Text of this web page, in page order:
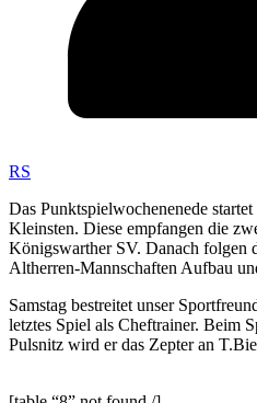
RS
Das Punktspielwochenenede
Kleinsten. Diese empfangen die
Königswarther SV. Danach folgen
Altherren-Mannschaften Aufbau
Samstag bestreitet unser
letztes Spiel als Cheftrainer. Beim
Pulsnitz wird er das Zepter an